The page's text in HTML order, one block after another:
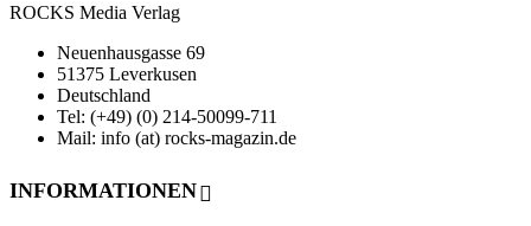
ROCKS Media Verlag
Neuenhausgasse 69
51375 Leverkusen
Deutschland
Tel: (+49) (0) 214-50099-711
Mail: info (at) rocks-magazin.de
INFORMATIONEN